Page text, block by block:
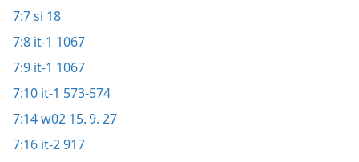
7:7si 18
7:8 it-1 1067
7:9 it-1 1067
7:10 it-1 573-574
7:14w02 15. 9. 27
7:16 it-2 917